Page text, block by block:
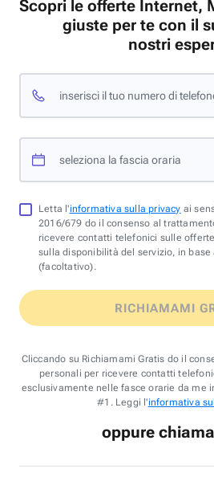
Scopri le offerte Internet,
giuste per te con il
nostri
inserisci il tuo numero di
seleziona la fascia oraria
Letta l'informativa sulla privacy ai
2016/679 do il consenso al
ricevere contatti telefonici sulle
sulla disponibilità del servizio, in
(facoltativo).
RICHIAMAMI
Cliccando su Richiamami Gratis do il
personali per ricevere contatti
esclusivamente nelle fasce orarie da me
#1. Leggi l'informativa
oppure